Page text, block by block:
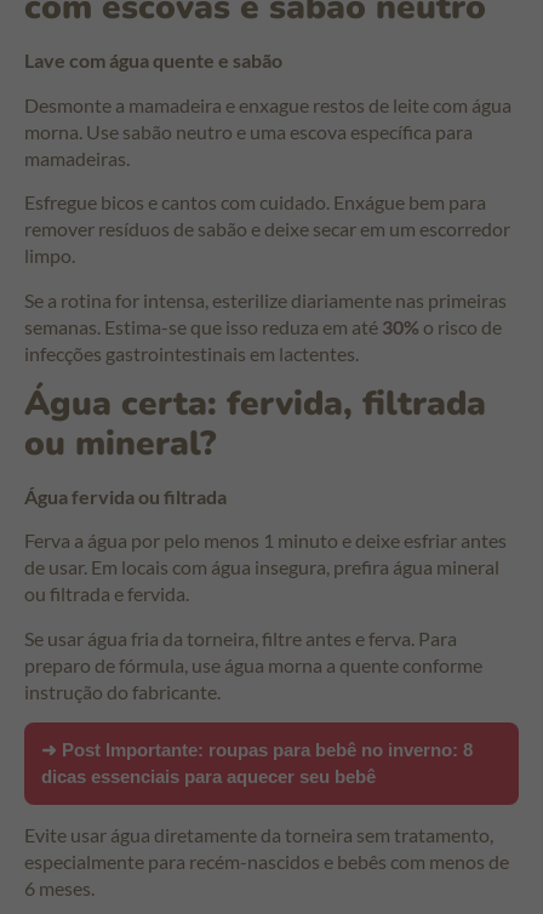
Lave com água quente e sabão
Desmonte a mamadeira e enxague restos de leite com água
morna. Use sabão neutro e uma escova específica para
mamadeiras.
Esfregue bicos e cantos com cuidado. Enxágue bem para
remover resíduos de sabão e deixe secar em um escorredor
limpo.
Se a rotina for intensa, esterilize diariamente nas primeiras
semanas. Estima-se que isso reduza em até 30% o risco de
infecções gastrointestinais em lactentes.
Água certa: fervida, filtrada
ou mineral?
Água fervida ou filtrada
Ferva a água por pelo menos 1 minuto e deixe esfriar antes
de usar. Em locais com água insegura, prefira água mineral
ou filtrada e fervida.
Se usar água fria da torneira, filtre antes e ferva. Para
preparo de fórmula, use água morna a quente conforme
instrução do fabricante.
➜ Post Importante: roupas para bebê no inverno: 8
dicas essenciais para aquecer seu bebê
Evite usar água diretamente da torneira sem tratamento,
especialmente para recém-nascidos e bebês com menos de
6 meses.